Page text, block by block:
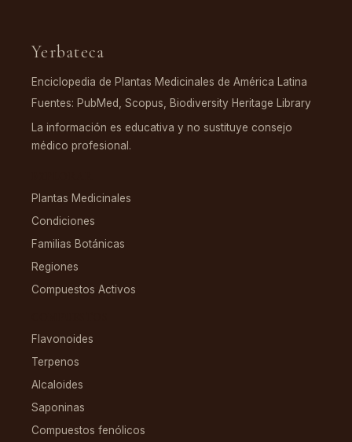
Yerbateca
Enciclopedia de Plantas Medicinales de América Latina
Fuentes: PubMed, Scopus, Biodiversity Heritage Library
La información es educativa y no sustituye consejo
médico profesional.
Plantas Medicinales
Condiciones
Familias Botánicas
Regiones
Compuestos Activos
Flavonoides
Terpenos
Alcaloides
Saponinas
Compuestos fenólicos